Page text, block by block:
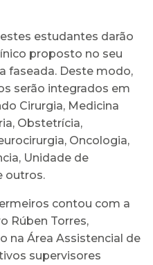
estudantes darão
proposto no seu
faseada. Deste modo,
serão integrados em
Cirurgia, Medicina
Obstetrícia,
Oncologia,
Unidade de
outros.
contou com a
Rúben Torres,
na Área Assistencial de
supervisores